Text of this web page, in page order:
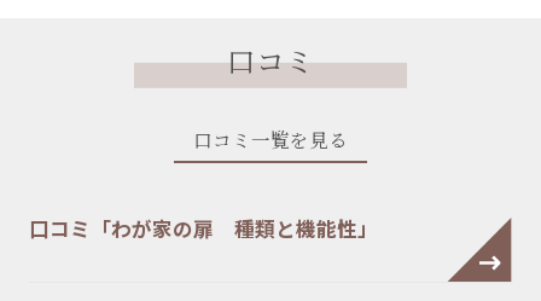
口コミ
口コミ一覧を見る
口コミ「わが家の扉 種類と機能性」